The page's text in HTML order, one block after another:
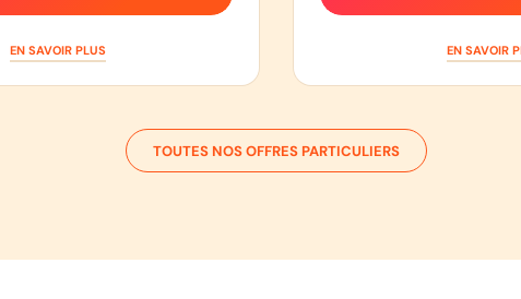
EN SAVOIR PLUS EN SAVOIR
TOUTES NOS OFFRES PARTICULIERS